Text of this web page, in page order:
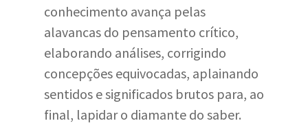
conhecimento avança pelas
alavancas do pensamento crítico,
elaborando análises, corrigindo
concepções equivocadas, aplainando
sentidos e significados brutos para, ao
final, lapidar o diamante do saber.